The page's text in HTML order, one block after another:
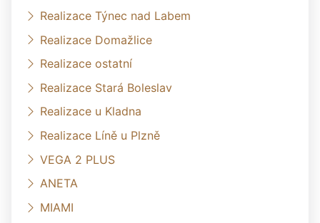
Realizace Týnec nad Labem
Realizace Domažlice
Realizace ostatní
Realizace Stará Boleslav
Realizace u Kladna
Realizace Líně u Plzně
VEGA 2 PLUS
ANETA
MIAMI